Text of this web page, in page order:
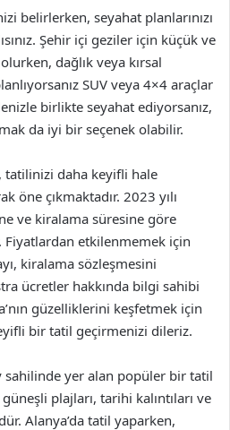
belirlerken, seyahat planlarınızı
Şehir içi geziler için küçük ve
dağlık veya kırsal
SUV veya 4×4 araçlar
birlikte seyahat ediyorsanız,
da iyi bir seçenek olabilir.
tatilinizi daha keyifli hale
öne çıkmaktadır. 2023 yılı
ve kiralama süresine göre
etkilenmemek için
kiralama sözleşmesini
ücretler hakkında bilgi sahibi
güzelliklerini keşfetmek için
bir tatil geçirmenizi dileriz.
sahilinde yer alan popüler bir tatil
plajları, tarihi kalıntıları ve
Alanya’da tatil yaparken,